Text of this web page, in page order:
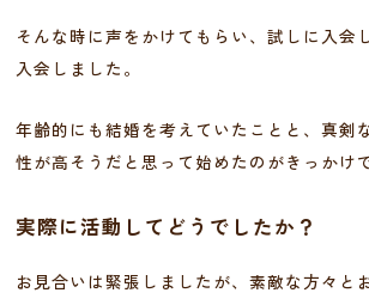
そんな時に声をかけてもらい、試しに入会
入会しました。
年齢的にも結婚を考えていたことと、真剣
性が高そうだと思って始めたのがきっかけ
実際に活動してどうでしたか？
お見合いは緊張しましたが、素敵な方々と